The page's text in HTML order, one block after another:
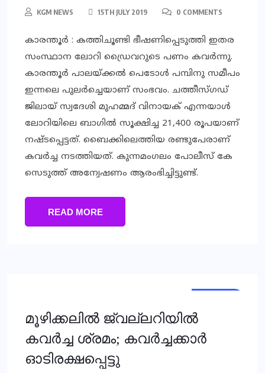
KGM NEWS 15TH JULY 2019 0 COMMENTS
കാരന്തൂർ : ക​ത്തി​ചൂ​ണ്ടി ഭീ​ഷ​ണി​പ്പെ​ടു​ത്തി ഇ​ത​ര​
സം​സ്ഥാ​ന ലോ​റി ഡ്രൈ​വ​റു​ടെ പ​ണം ക​വ​ര്‍​ന്നു.
കാരന്തൂർ പാ​ല​യ്ക്ക​ല്‍ പെ​ടോ​ള്‍ പ​മ്പി​നു സ​മീ​പം
ഇ​ന്ന​ലെ പു​ല​ര്‍​ച്ചെ​യാ​ണ് സം​ഭ​വം. ച​ത്തീ​സ്ഗ​ഡ്
ജി​ലാ​യ് സ്വ​ദേ​ശി മു​ഹ​മ്മ​ദ് വി​നാ​യ​ക് എ​ന്ന​യാ​ൾ
ലോ​റി​യി​ലെ ബാ​ഗി​ൽ സൂ​ക്ഷി​ച്ച 21,400 രൂ​പ​യാ​ണ്
ന​ഷ്ട​പ്പെ​ട്ട​ത്. ബൈ​ക്കി​ലെ​ത്തി​യ ര​ണ്ടു​പേ​രാ​ണ്
ക​വ​ർ​ച്ച ന​ട​ത്തി​യ​ത്. കു​ന്ന​മം​ഗ​ലം പോ​ലീ​സ് കേ​
സെ​ടു​ത്ത് അ​ന്വേ​ഷ​ണം ആ​രം​ഭി​ച്ചിട്ടുണ്ട്.
READ MORE
മൂഴിക്കലില്‍ ജ്വല്ലറിയില്‍
കവര്‍ച്ച ശ്രമം; കവര്‍ച്ചക്കാര്‍
ഓടിരക്ഷപ്പെട്ടു